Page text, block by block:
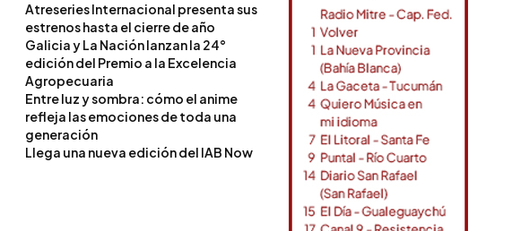
Atreseries Internacional presenta sus
estrenos hasta el cierre de año
Galicia y La Nación lanzan la 24°
edición del Premio a la Excelencia
Agropecuaria
Entre luz y sombra: cómo el anime
refleja las emociones de toda una
generación
Llega una nueva edición del IAB Now